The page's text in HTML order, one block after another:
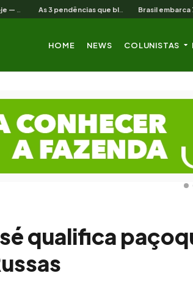
HOME NEWS COLUNISTAS
qualifica